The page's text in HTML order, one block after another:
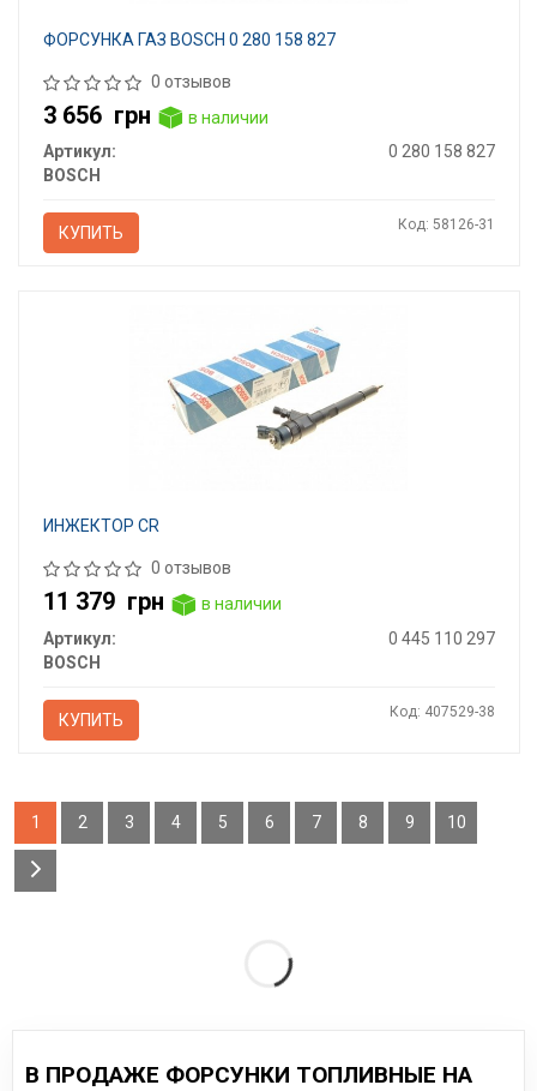
ФОРСУНКА ГАЗ BOSCH 0 280 158 827
0 отзывов
3 656 грн
в наличии
Артикул:
0 280 158 827
BOSCH
КУПИТЬ Код: 58126-31
ИНЖЕКТОР CR
0 отзывов
11 379 грн
в наличии
Артикул:
0 445 110 297
BOSCH
КУПИТЬ Код: 407529-38
1 2 3 4 5 6 7 8 9 10
В ПРОДАЖЕ ФОРСУНКИ ТОПЛИВНЫЕ НА